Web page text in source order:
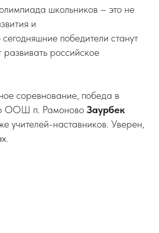
школьников – это не
и
победители станут
российское
соревнование, победа в
ООШ п. Рамоново Заурбек
учителей-наставников. Уверен,